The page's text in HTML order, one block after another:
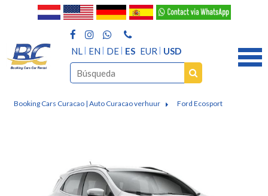
NL EN DE ES EUR USD
Booking Cars Curacao | Auto Curacao verhuur Ford Ecosport